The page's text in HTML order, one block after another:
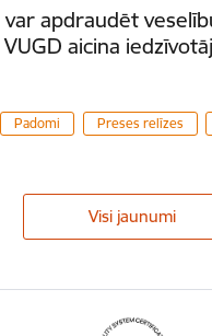
apdraudēt
aicina
Padomi Preses relīzes
Visi jaunumi